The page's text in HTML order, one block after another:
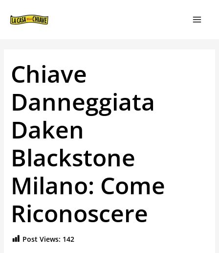
Chiave
Danneggiata
Daken
Blackstone
Milano: Come
Riconoscere
Post Views: 142
ARTICOLI